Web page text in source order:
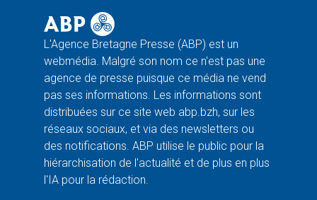
L'Agence Bretagne Presse (ABP) est un
webmédia. Malgré son nom ce n'est pas une
agence de presse puisque ce média ne vend
pas ses informations. Les informations sont
distribuées sur ce site web abp.bzh, sur les
réseaux sociaux, et via des newsletters ou
des notifications. ABP utilise le public pour la
hiérarchisation de l'actualité et de plus en plus
l'IA pour la rédaction.